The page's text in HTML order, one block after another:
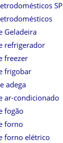
SP
Geladeira
refrigerador
freezer
frigobar
adega
ar-condicionado
fogão
forno
forno elétrico